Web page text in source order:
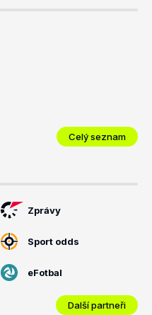
Celý seznam
Zprávy
Sport odds
eFotbal
Další partneři